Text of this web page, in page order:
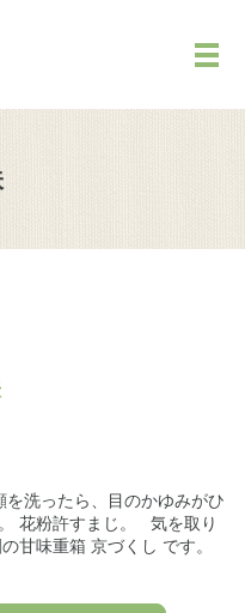
メ
洗ったら、目のかゆみがひ
花粉許すまじ。 気を取り
甘味重箱 京づくし です。